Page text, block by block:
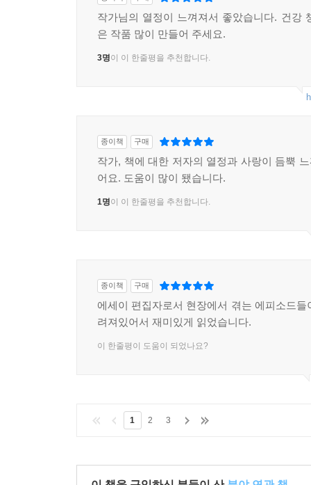
작가님의 열정이 느껴져서 좋았습니다. 건강
은 작품 많이 만들어 주세요.
3명이 이 한줄평을 추천합니다.
종이책 구매
작가, 책에 대한 저자의 열정과 사랑이 듬뿍
어요. 도움이 많이 됐습니다.
1명이 이 한줄평을 추천합니다.
종이책 구매
에세이 편집자로서 현장에서 겪는 에피소드들
려져있어서 재미있게 읽었습니다.
이 한줄평이 도움이 되었나요?
1 2 3